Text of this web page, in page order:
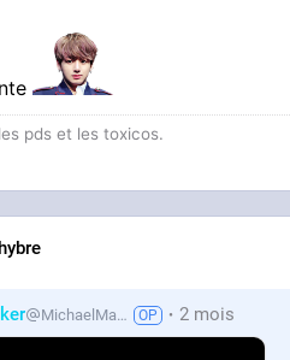
pds et les toxicos.
MichaelMann 2 mois